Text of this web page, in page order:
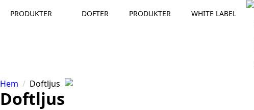
PRODUKTER DOFTER PRODUKTER WHITE LABEL
Hem
Doftljus
Doftljus